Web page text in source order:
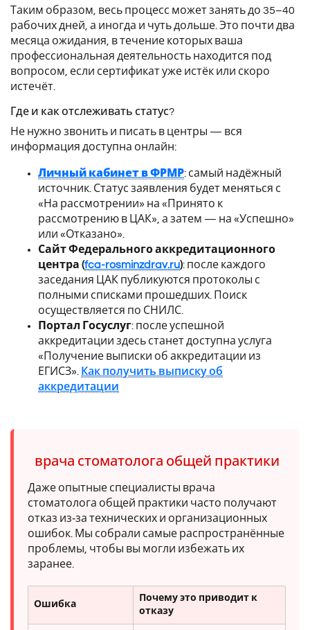
Таким образом, весь процесс может занять до 35–40
рабочих дней, а иногда и чуть дольше. Это почти два
месяца ожидания, в течение которых ваша
профессиональная деятельность находится под
вопросом, если сертификат уже истёк или скоро
истечёт.
Где и как отслеживать статус?
Не нужно звонить и писать в центры — вся
информация доступна онлайн:
Личный кабинет в ФРМР: самый надёжный
источник. Статус заявления будет меняться с
«На рассмотрении» на «Принято к
рассмотрению в ЦАК», а затем — на «Успешно»
или «Отказано».
Сайт Федерального аккредитационного
центра (fca-rosminzdrav.ru): после каждого
заседания ЦАК публикуются протоколы с
полными списками прошедших. Поиск
осуществляется по СНИЛС.
Портал Госуслуг: после успешной
аккредитации здесь станет доступна услуга
«Получение выписки об аккредитации из
ЕГИСЗ».
Как получить выписку об
аккредитации
врача стоматолога общей практики
Даже опытные специалисты врача
стоматолога общей практики часто получают
отказ из‑за технических и организационных
ошибок. Мы собрали самые распространённые
проблемы, чтобы вы могли избежать их
заранее.
Ошибка
Почему это приводит к
отказу